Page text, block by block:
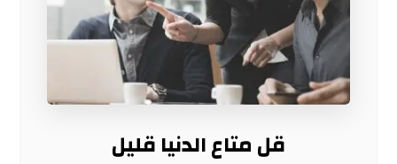
قل متاع الدنيا قليل